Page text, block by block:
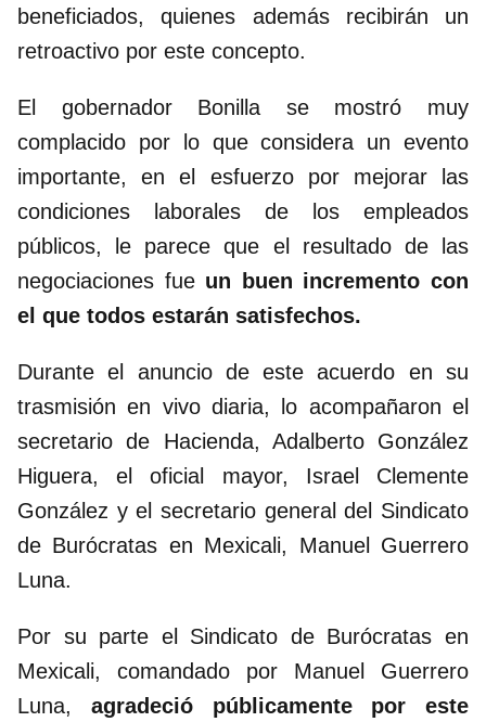
beneficiados, quienes además recibirán un
retroactivo por este concepto.
El gobernador Bonilla se mostró muy
complacido por lo que considera un evento
importante, en el esfuerzo por mejorar las
condiciones laborales de los empleados
públicos, le parece que el resultado de las
negociaciones fue un buen incremento con
el que todos estarán satisfechos.
Durante el anuncio de este acuerdo en su
trasmisión en vivo diaria, lo acompañaron el
secretario de Hacienda, Adalberto González
Higuera, el oficial mayor, Israel Clemente
González y el secretario general del Sindicato
de Burócratas en Mexicali, Manuel Guerrero
Luna.
Por su parte el Sindicato de Burócratas en
Mexicali, comandado por Manuel Guerrero
Luna, agradeció públicamente por este